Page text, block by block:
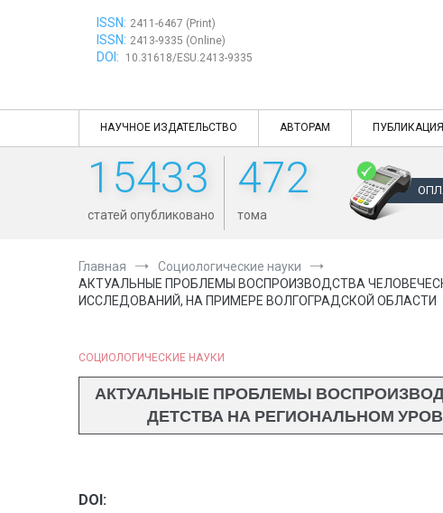
ISSN: 2411-6467 (Print)
ISSN: 2413-9335 (Online)
DOI: 10.31618/ESU.2413-9335
НАУЧНОЕ ИЗДАТЕЛЬСТВО АВТОРАМ
15433
статей опубликовано
472
тома
Главная
Социологические науки
АКТУАЛЬНЫЕ ПРОБЛЕМЫ ВОСПРОИЗВОДСТВА
ИССЛЕДОВАНИЙ, НА ПРИМЕРЕ ВОЛГОГРАДСКОЙ ОБЛАСТИ
СОЦИОЛОГИЧЕСКИЕ НАУКИ
АКТУАЛЬНЫЕ ПРОБЛЕМЫ
ДЕТСТВА НА РЕГИОНАЛЬНОМ
DOI: